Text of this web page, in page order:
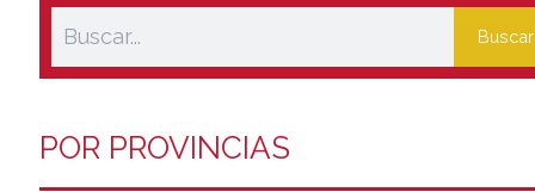
Buscar
POR PROVINCIAS